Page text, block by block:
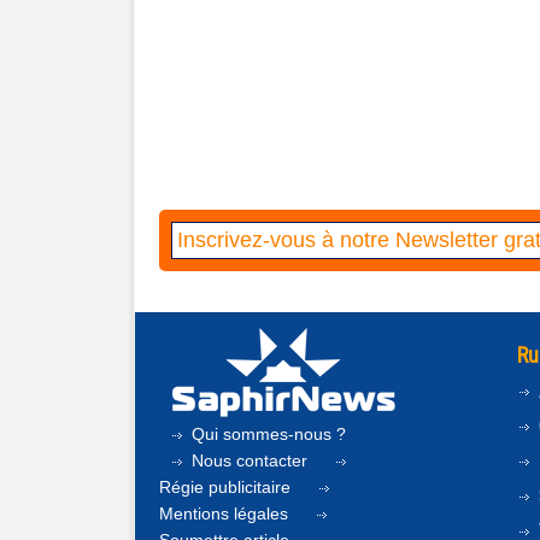
Qui sommes-nous ?
Nous contacter
Régie publicitaire
Mentions légales